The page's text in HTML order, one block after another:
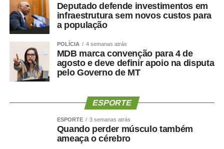
O paciente não deve apenas ficar mais leve. Deve
ficarmais saudável, mais forte e funcionalmente mais
capaz.
Por que o músculo influencia
a saúde cerebral?
A relação entre músculo e cérebro é complexa, mas
alguns mecanismos ajudam a explicá-la.
A perda muscular pode piorar a resistência à insulina,
Deputado defende investimentos em
infraestrutura sem novos custos para
a população
POLÍCIA 4 semanas atrás
MDB marca convenção para 4 de
agosto e deve definir apoio na disputa
pelo Governo de MT
ESPORTE
ESPORTE 3 semanas atrás
Quando perder músculo também
ameaça o cérebro